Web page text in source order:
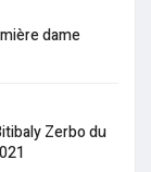
dame
Zerbo du